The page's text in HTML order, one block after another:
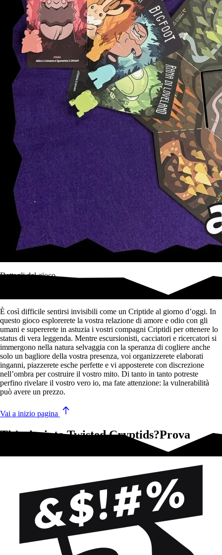
Dettagli del gioco
È così difficile sentirsi invisibili come un Criptide al giorno d’oggi. In
questo gioco esplorerete la vostra relazione di amore e odio con gli
umani e supererete in astuzia i vostri compagni Criptidi per ottenere lo
status di vera leggenda. Mentre escursionisti, cacciatori e ricercatori si
immergono nella natura selvaggia con la speranza di cogliere anche
solo un bagliore della vostra presenza, voi organizzerete elaborati
inganni, piazzerete esche perfette e vi apposterete con discrezione
nell’ombra per costruire il vostro mito. Di tanto in tanto potreste
perfino rivelare il vostro vero io, ma fate attenzione: la vulnerabilità
può avere un prezzo.
Vai a inizio pagina
Ti è piaciuto Twisted Cryptids?Prova